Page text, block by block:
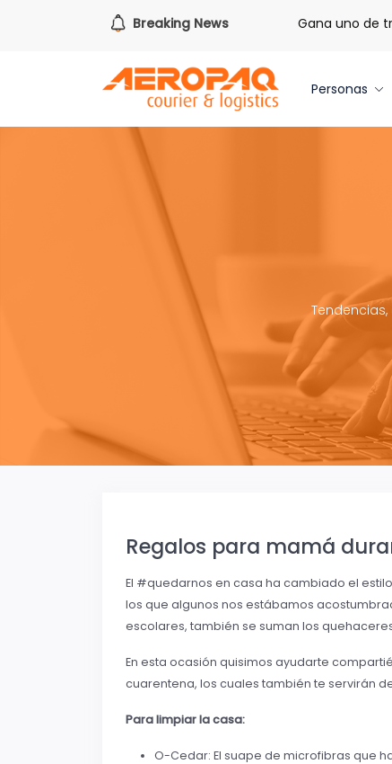
Breaking News
de redimir tus libras de Cash PAQ! Gana uno de tres
Personas
Regalos para mamá
El #quedarnos en casa ha cambiado el
los que algunos nos estábamos
escolares, también se suman los
En esta ocasión quisimos ayudarte
cuarentena, los cuales también te servirán
Para limpiar la casa:
O-Cedar: El suape de microfibras que